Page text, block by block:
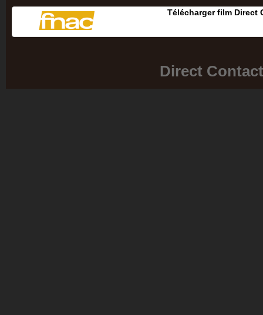
Télécharger film Direct
Direct Contact